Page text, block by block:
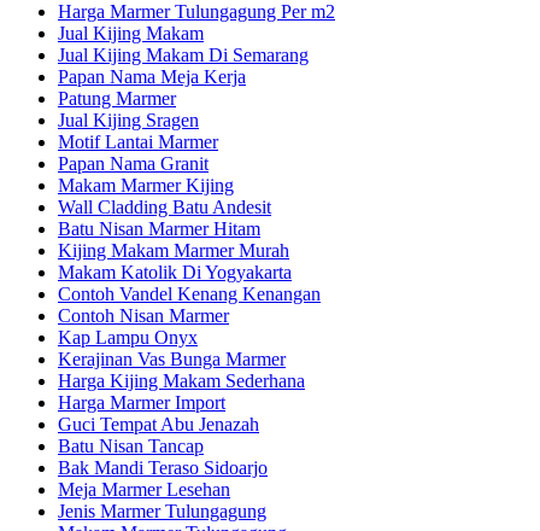
Harga Marmer Tulungagung Per m2
Jual Kijing Makam
Jual Kijing Makam Di Semarang
Papan Nama Meja Kerja
Patung Marmer
Jual Kijing Sragen
Motif Lantai Marmer
Papan Nama Granit
Makam Marmer Kijing
Wall Cladding Batu Andesit
Batu Nisan Marmer Hitam
Kijing Makam Marmer Murah
Makam Katolik Di Yogyakarta
Contoh Vandel Kenang Kenangan
Contoh Nisan Marmer
Kap Lampu Onyx
Kerajinan Vas Bunga Marmer
Harga Kijing Makam Sederhana
Harga Marmer Import
Guci Tempat Abu Jenazah
Batu Nisan Tancap
Bak Mandi Teraso Sidoarjo
Meja Marmer Lesehan
Jenis Marmer Tulungagung